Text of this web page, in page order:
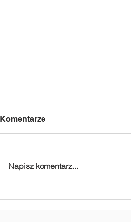
Komentarze
Napisz komentarz...